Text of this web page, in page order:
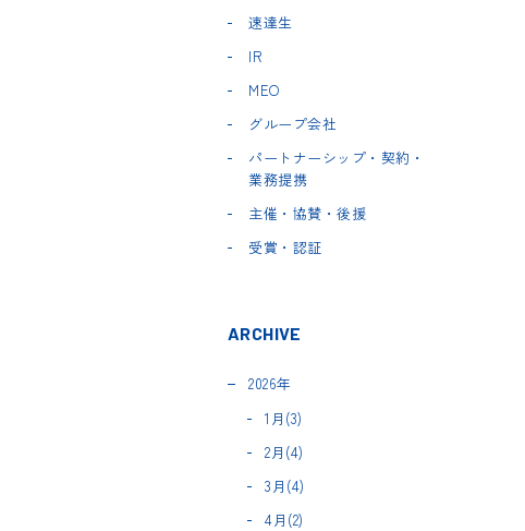
速達生
IR
MEO
グループ会社
パートナーシップ・契約・
業務提携
主催・協賛・後援
受賞・認証
ARCHIVE
2026年
1月(3)
2月(4)
3月(4)
4月(2)